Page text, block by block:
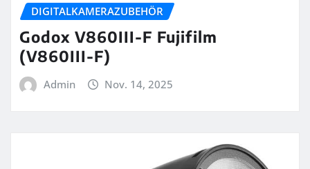
DIGITALKAMERAZUBEHÖR
Godox V860III-F Fujifilm
(V860III-F)
Admin Nov. 14, 2025